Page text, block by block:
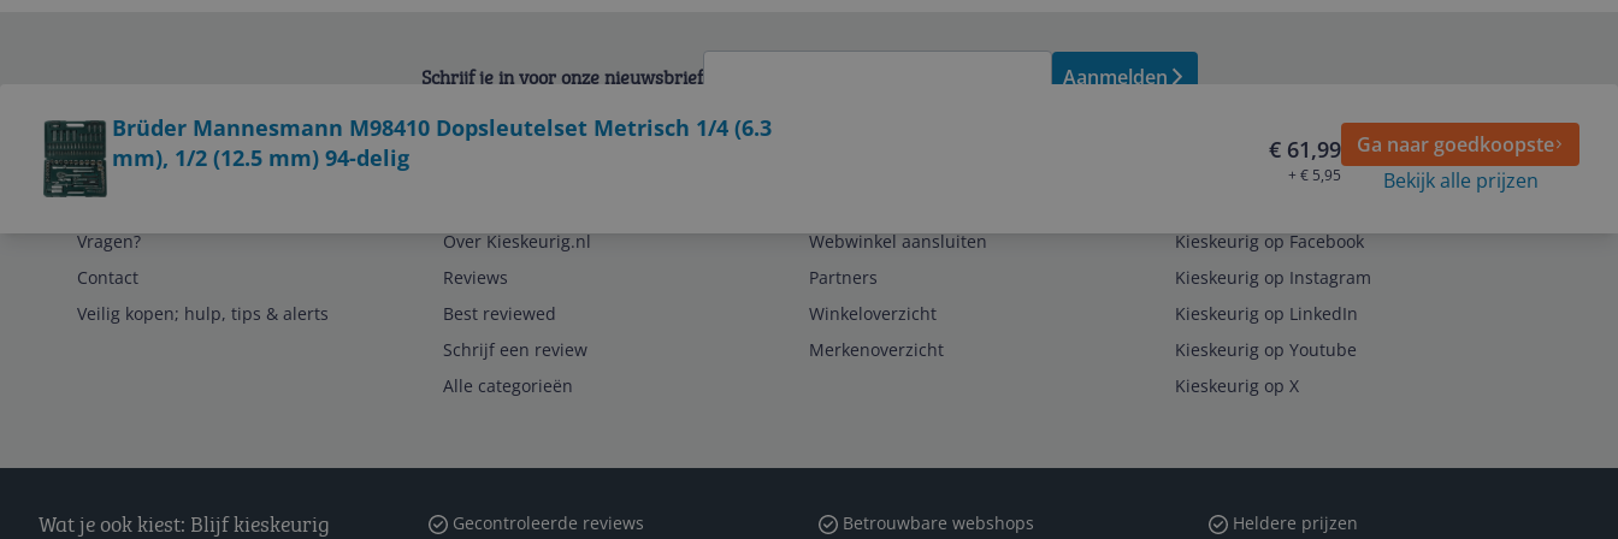
Brüder Mannesmann M98410 Dopsleutelset Metrisch 1/4 (6.3
mm), 1/2 (12.5 mm) 94-delig
€ 61,99
+ € 5,95
Ga naar goedkoopste
Bekijk alle prijzen
Schrijf je in voor onze nieuwsbrief Aanmelden
Service
Vragen?
Contact
Veilig kopen; hulp, tips & alerts
Over Kieskeurig.nl
Reviews
Best reviewed
Schrijf een review
Alle categorieën
Webwinkel aansluiten
Partners
Winkeloverzicht
Merkenoverzicht
Kieskeurig op Facebook
Kieskeurig op Instagram
Kieskeurig op LinkedIn
Kieskeurig op Youtube
Kieskeurig op X
Wat je ook kiest: Blijf kieskeurig Gecontroleerde reviews Betrouwbare webshops Heldere prijzen